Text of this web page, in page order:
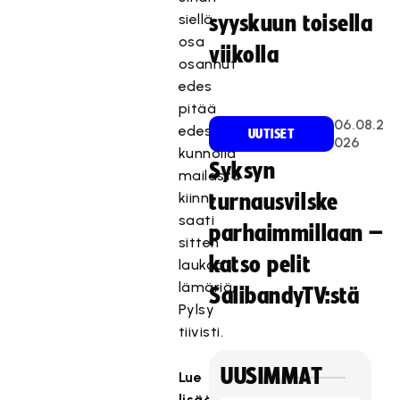
siellä
osa
osannut
edes
pitää
edes
kunnolla
mailasta
kiinni,
saati
sitten
laukoa
lämäriä,
Pylsy
tiivisti.
Lue
syyskuun toisella
viikolla
UUTISET
06.08.2
026
Syksyn
turnausvilske
parhaimmillaan –
katso pelit
SalibandyTV:stä
UUSIMMAT